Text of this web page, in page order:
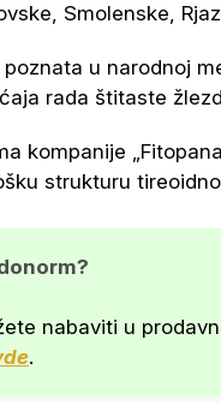
Smolenske,
u narodnoj
rada štitaste
kompanije
strukturu
nabaviti u
.